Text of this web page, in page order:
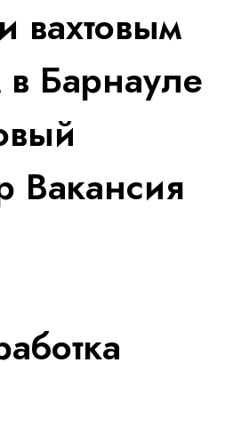
вахтовым
Барнауле
Вакансия